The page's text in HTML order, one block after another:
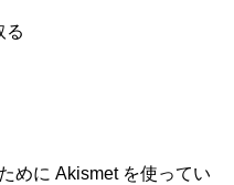
る
めに Akismet を使ってい